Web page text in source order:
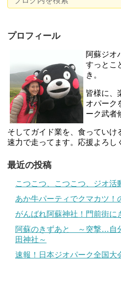
プロフィール
阿蘇ジオ
すっとこ
き。
皆様に、
オパーク
ーク武者
そしてガイド業を、食っていけ
速力で走ってます。応援よろし
最近の投稿
こつこつ、こつこつ、ジオ
あか牛パーティでクマカツ！
がんばれ阿蘇神社！門前街に
阿蘇のきずあと ～突撃…自
田神社～
速報！日本ジオパーク全国